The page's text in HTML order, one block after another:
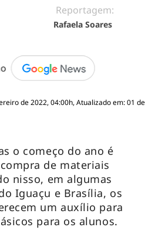
Reportagem:
Rafaela Soares
de 2022, 04:00h, Atualizado em: 01 de
o começo do ano é
de materiais
nisso, em algumas
Iguaçu e Brasília, os
um auxílio para
para os alunos.